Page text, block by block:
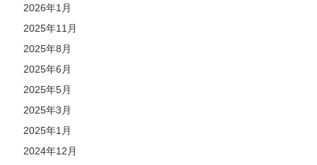
2026年1月
2025年11月
2025年8月
2025年6月
2025年5月
2025年3月
2025年1月
2024年12月